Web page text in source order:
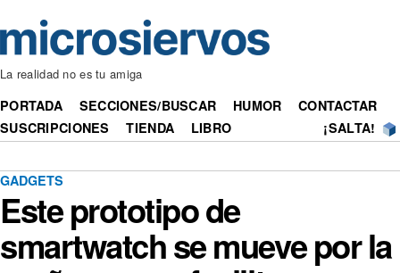
La realidad no es tu amiga
PORTADA SECCIONES/BUSCAR HUMOR
CONTACTAR
SUSCRIPCIONES
TIENDA LIBRO ¡SALTA!
GADGETS
Este prototipo de
smartwatch se mueve por la